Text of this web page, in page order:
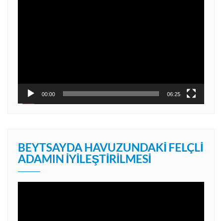
00:00 06:25
BEYTSAYDA HAVUZUNDAKI FELÇLI
ADAMIN İYILEŞTIRILMESI